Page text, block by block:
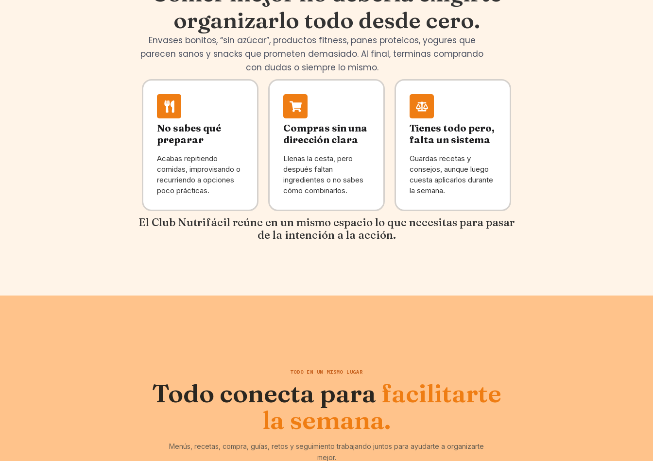
organizarlo todo desde cero.
Envases bonitos, “sin azúcar”, productos fitness, panes proteicos, yogures que
parecen sanos y snacks que prometen demasiado. Al final, terminas comprando
con dudas o siempre lo mismo.
No sabes qué
preparar
Acabas repitiendo
comidas, improvisando o
recurriendo a opciones
poco prácticas.
Compras sin una
dirección clara
Llenas la cesta, pero
después faltan
ingredientes o no sabes
cómo combinarlos.
Tienes todo pero,
falta un sistema
Guardas recetas y
consejos, aunque luego
cuesta aplicarlos durante
la semana.
El Club Nutrifácil reúne en un mismo espacio lo que necesitas para pasar
de la intención a la acción.
TODO EN UN MISMO LUGAR
Todo conecta para facilitarte
la semana.
Menús, recetas, compra, guías, retos y seguimiento trabajando juntos para ayudarte a organizarte
mejor.